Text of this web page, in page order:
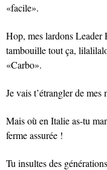
«facile».
Hop, mes lardons Leader
tambouille tout ça,
«Carbo».
Je vais t’étrangler de mes
Mais où en Italie as-tu
ferme assurée !
Tu insultes des